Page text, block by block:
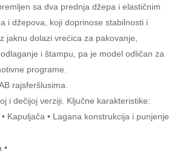
sa dva prednja džepa i elastičnim
i džepova, koji doprinose stabilnosti i
jaknu dolazi vrećica za pakovanje,
i štampu, pa je model odličan za
programe.
rajsferšlusima.
i dečijoj verziji. Ključne karakteristike:
Kapuljača • Lagana konstrukcija i punjenje
•